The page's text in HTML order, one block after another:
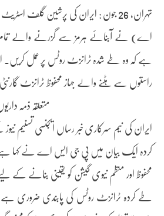
تہران، 26 جون : ایران کی پرشین گلف
اے) نے آبنائے ہرمز سے گزرنے والے تمام
ہے کہ وہ طے شدہ ٹرانزٹ روٹس پر عمل کریں۔
راستوں سے ہٹنے والے جہاز محفوظ ٹرانزٹ
متعلقہ ذمہ
ایران کی نیم سرکاری خبر رساں ایجنسی تسنیم
کردہ ایک بیان میں پی جی ایس اے نے کہا
محفوظ اور منظم نیوی گیشن کو یقینی بنانے
طے کردہ ٹرانزٹ روٹس کی پابندی ضروری